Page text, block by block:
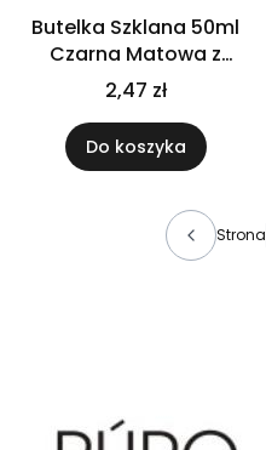
Butelka Szklana 50ml
Czarna Matowa z
kroplomierzem białym
2,47 zł
Do koszyka
Strona